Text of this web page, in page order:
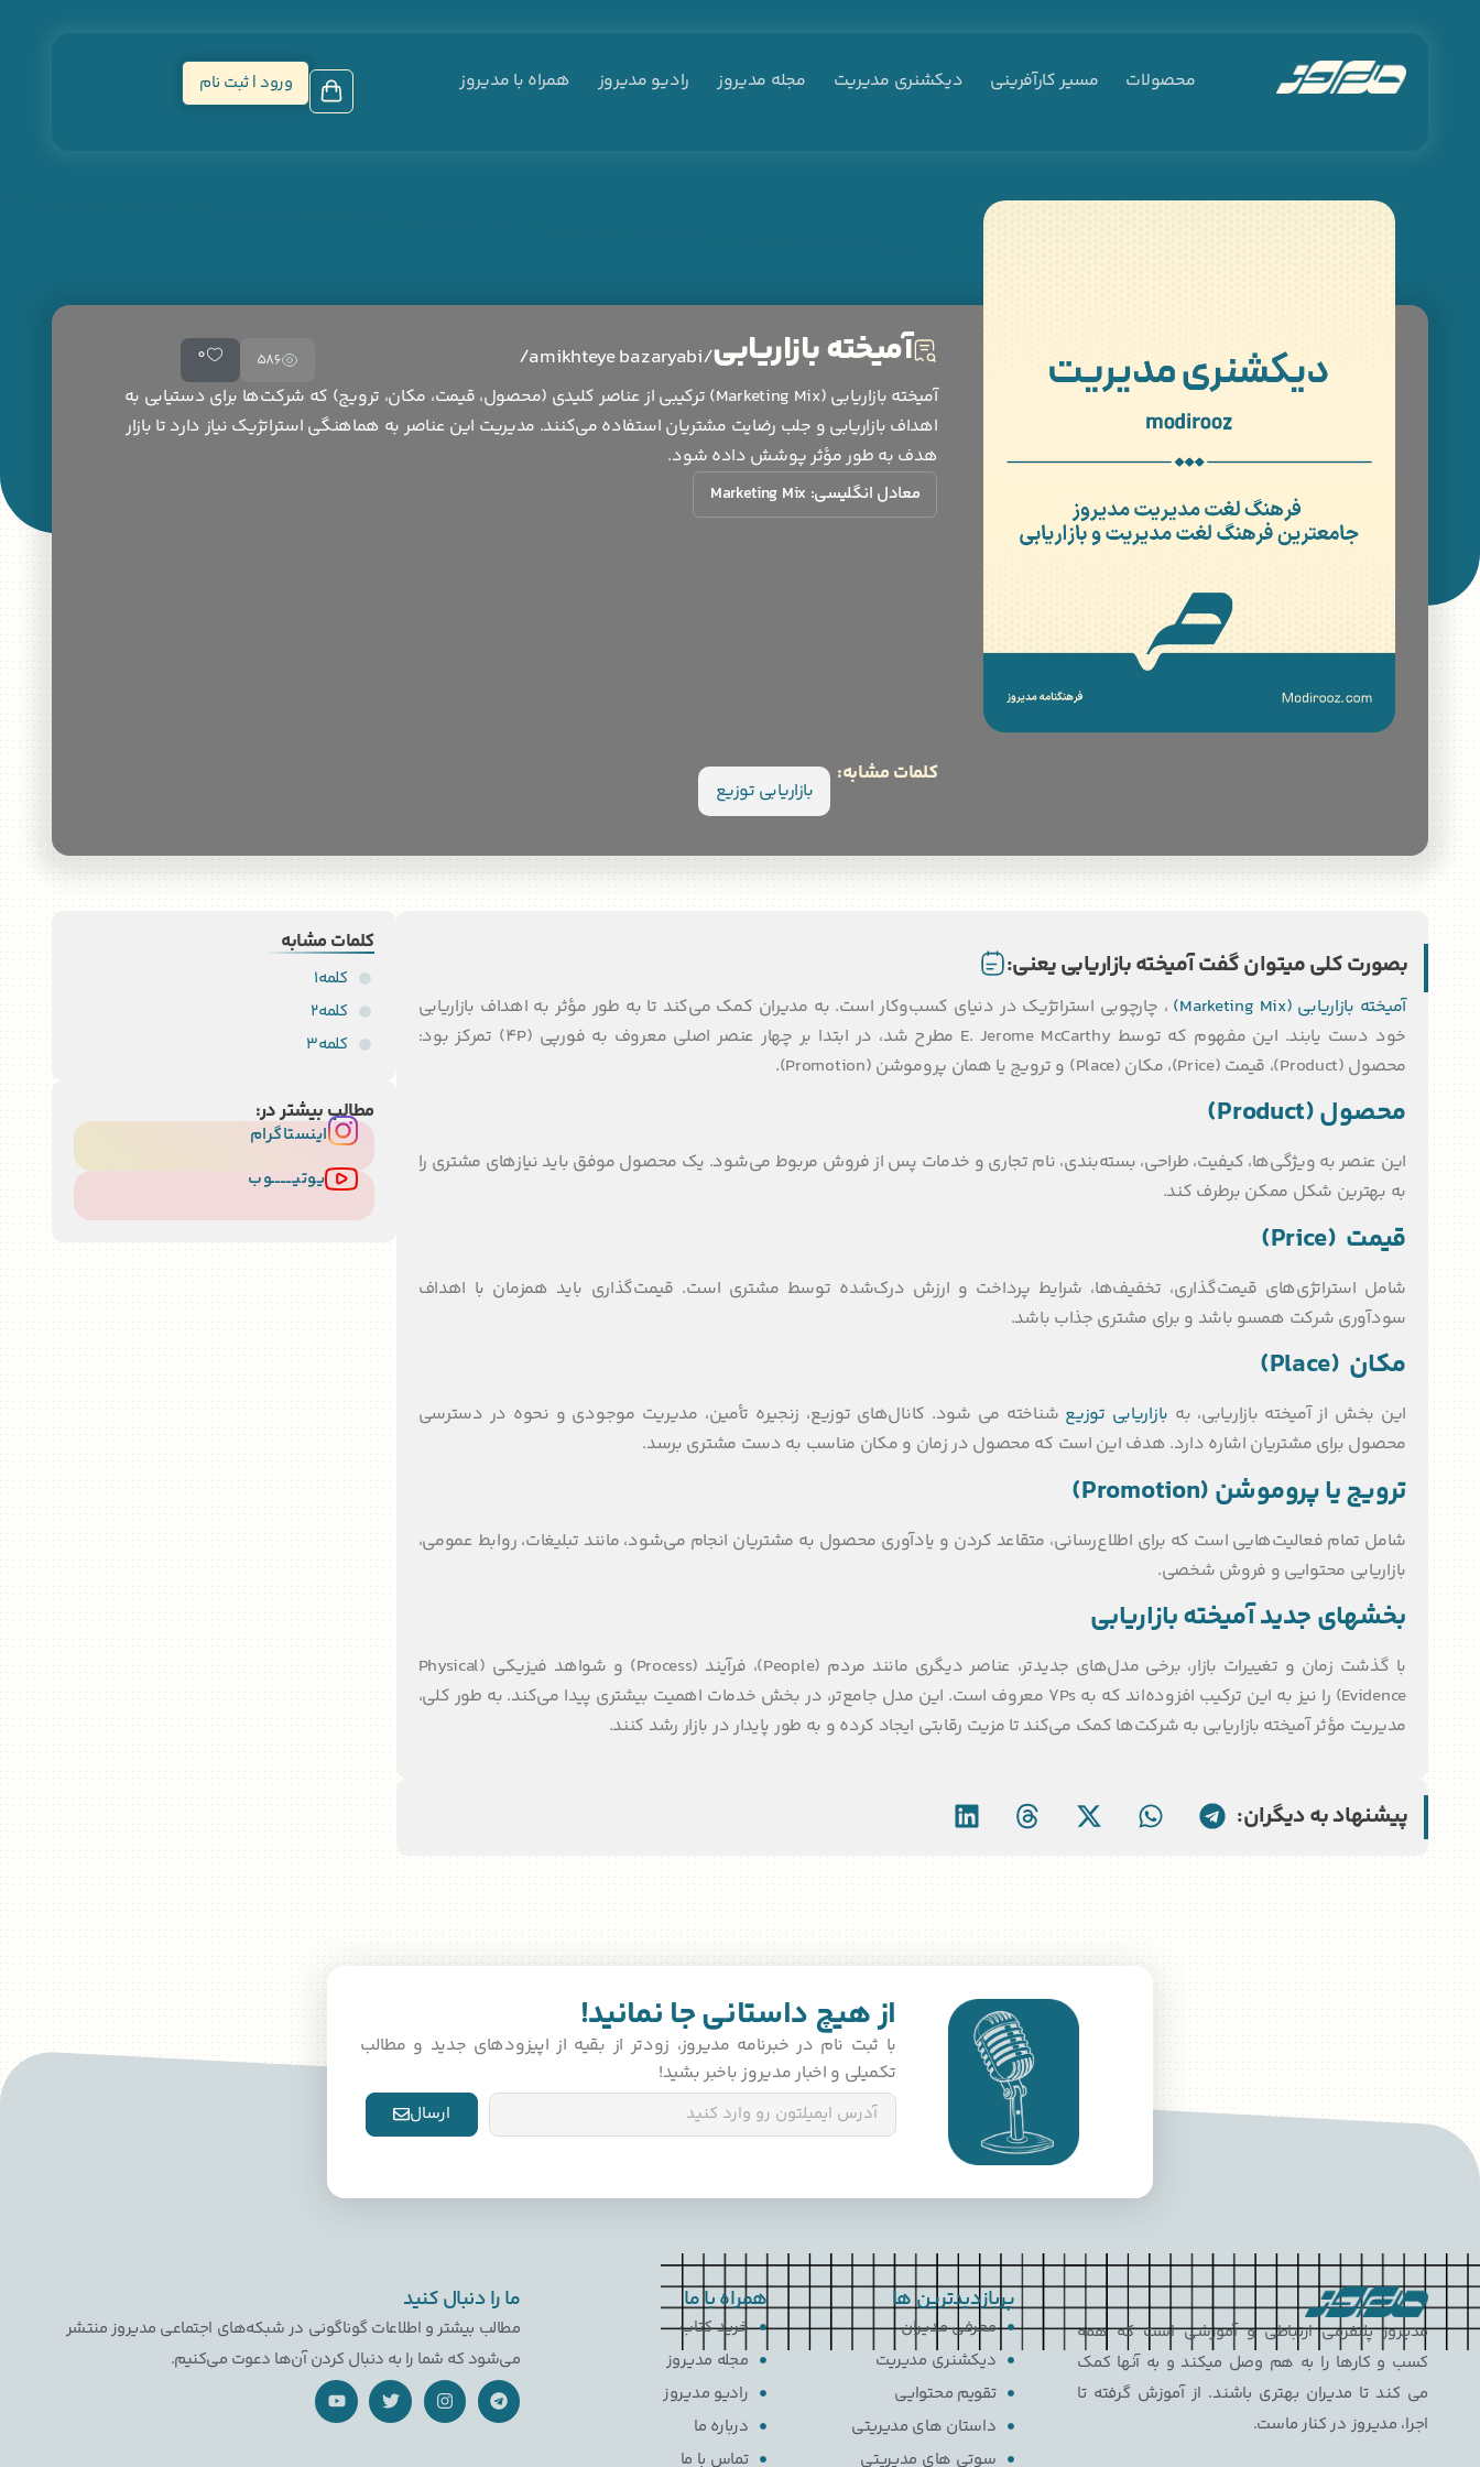
محصولات مسیر کارآفرینی دیکشنری مدیریت مجله مدیروز رادیو مدیروز همراه با مدیروز ورود | ثبت نام
آمیخته بازاریابی/amikhteye bazaryabi/
586
0
آمیخته بازاریابی (Marketing Mix) ترکیبی از عناصر کلیدی (محصول، قیمت، مکان، ترویج) که شرکت‌ها برای دستیابی به
اهداف بازاریابی و جلب رضایت مشتریان استفاده می‌کنند. مدیریت این عناصر به هماهنگی استراتژیک نیاز دارد تا بازار
هدف به طور مؤثر پوشش داده شود.
معادل انگلیسی: Marketing Mix
کلمات مشابه:
بازاریابی توزیع
بصورت کلی میتوان گفت آمیخته بازاریابی یعنی:
آمیخته بازاریابی (Marketing Mix)
، چارچوبی استراتژیک در دنیای کسب‌وکار است. به مدیران کمک می‌کند تا به طور مؤثر به اهداف بازاریابی
خود دست یابند. این مفهوم که توسط E. Jerome McCarthy مطرح شد، در ابتدا بر چهار عنصر اصلی معروف به فورپی (4P) تمرکز بود:
محصول (Product)، قیمت (Price)، مکان (Place) و ترویج یا همان پروموشن (Promotion).
محصول (Product)
این عنصر به ویژگی‌ها، کیفیت، طراحی، بسته‌بندی، نام تجاری و خدمات پس از فروش مربوط می‌شود. یک محصول موفق باید نیازهای مشتری را
به بهترین شکل ممکن برطرف کند.
قیمت (Price)
شامل استراتژی‌های قیمت‌گذاری، تخفیف‌ها، شرایط پرداخت و ارزش درک‌شده توسط مشتری است. قیمت‌گذاری باید همزمان با اهداف
سودآوری شرکت همسو باشد و برای مشتری جذاب باشد.
مکان (Place)
این بخش از آمیخته بازاریابی، به بازاریابی توزیع شناخته می شود. کانال‌های توزیع، زنجیره تأمین، مدیریت موجودی و نحوه در دسترسی
محصول برای مشتریان اشاره دارد. هدف این است که محصول در زمان و مکان مناسب به دست مشتری برسد.
ترویج یا پروموشن (Promotion)
شامل تمام فعالیت‌هایی است که برای اطلاع‌رسانی، متقاعد کردن و یادآوری محصول به مشتریان انجام می‌شود، مانند تبلیغات، روابط عمومی،
بازاریابی محتوایی و فروش شخصی.
بخشهای جدید آمیخته بازاریابی
با گذشت زمان و تغییرات بازار، برخی مدل‌های جدیدتر، عناصر دیگری مانند مردم (People)، فرآیند (Process) و شواهد فیزیکی (Physical
Evidence) را نیز به این ترکیب افزوده‌اند که به 7Ps معروف است. این مدل جامع‌تر، در بخش خدمات اهمیت بیشتری پیدا می‌کند. به طور کلی،
مدیریت مؤثر آمیخته بازاریابی به شرکت‌ها کمک می‌کند تا مزیت رقابتی ایجاد کرده و به طور پایدار در بازار رشد کنند.
پیشنهاد به دیگران:
کلمات مشابه
کلمه1
کلمه2
کلمه3
مطالب بیشتر در:
اینستاگرام
یوتیــــــــوب
از هیچ داستانی جا نمانید!
با ثبت‌ نام در خبرنامه مدیروز، زودتر از بقیه از اپیزودهای جدید و مطالب
تکمیلی و اخبار مدیروز باخبر بشید!
ارسال
مدیروز پلتفرمی ارتباطی و آموزشی است که همه
کسب و کارها را به هم وصل میکند و به آنها کمک
می کند تا مدیران بهتری باشند. از آموزش گرفته تا
اجرا، مدیروز در کنار ماست.
پربازدیدترین ها
معرفی مدیران
دیکشنری مدیریت
تقویم محتوایی
داستان های مدیریتی
سوتی های مدیریتی
همراه با ما
خرید کتاب
مجله مدیروز
رادیو مدیروز
درباره ما
تماس با ما
ما را دنبال کنید
مطالب بیشتر و اطلاعات گوناگونی در شبکه‌های اجتماعی مدیروز منتشر
می‌شود که شما را به دنبال کردن آن‌ها دعوت می‌کنیم.